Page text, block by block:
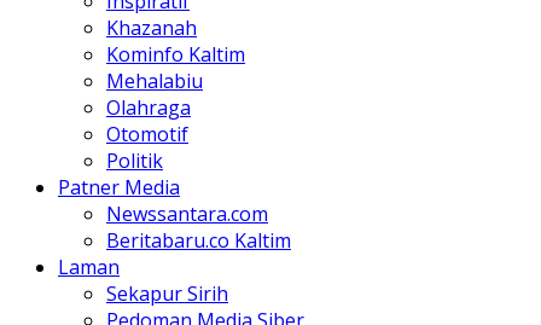
Khazanah
Kominfo Kaltim
Mehalabiu
Olahraga
Otomotif
Politik
Patner Media
Newssantara.com
Beritabaru.co Kaltim
Laman
Sekapur Sirih